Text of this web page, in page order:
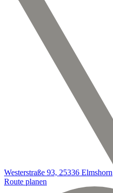
Westerstraße 93, 25336 Elmshorn
Route planen